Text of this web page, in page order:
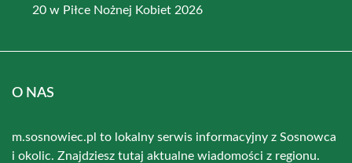
20 w Piłce Nożnej Kobiet 2026
O NAS
m.sosnowiec.pl to lokalny serwis informacyjny z Sosnowca
i okolic. Znajdziesz tutaj aktualne wiadomości z regionu.